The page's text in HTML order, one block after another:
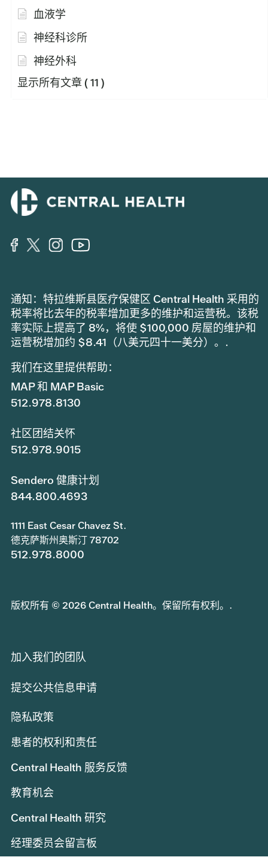
血液学
神经科诊所
神经外科
显示所有文章 ( 11 )
通知：特拉维斯县医疗保健区 Central Health 采用的
税率将比去年的税率增加更多的维护和运营税。该税
率实际上提高了 8%，将使 $100,000 房屋的维护和
运营税增加约 $8.41（八美元四十一美分）。.
我们在这里提供帮助：
MAP 和 MAP Basic
512.978.8130
社区团结关怀
512.978.9015
Sendero 健康计划
844.800.4693
1111 East Cesar Chavez St.
德克萨斯州奥斯汀 78702
512.978.8000
版权所有 © 2026 Central Health。保留所有权利。.
加入我们的团队
提交公共信息申请
隐私政策
患者的权利和责任
Central Health 服务反馈
教育机会
Central Health 研究
经理委员会留言板